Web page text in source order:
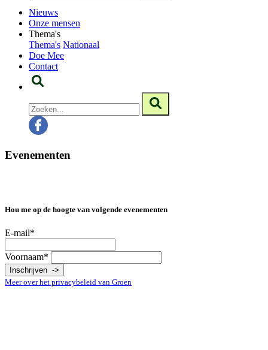
Nieuws
Onze mensen
Thema's
Thema's Nationaal
Doe Mee
Contact
Evenementen
Hou me op de hoogte van volgende evenementen
E-mail*
Voornaam*
Meer over het privacybeleid van Groen